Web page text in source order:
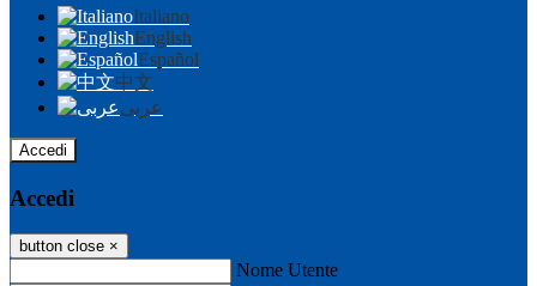
Italiano
English
Español
中文
عربى
Accedi
Accedi
button close ×
Nome Utente